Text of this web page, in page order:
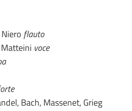
flauto
voce
Bach, Massenet, Grieg